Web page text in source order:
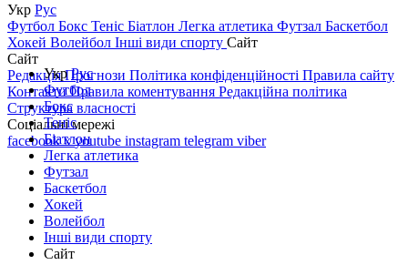
Укр Рус
Футбол Бокс Теніс Біатлон Легка атлетика Футзал Баскетбол
Хокей Волейбол Інші види спорту Сайт
Сайт
РедакціяПрогнози Політика конфіденційності Правила сайту
КонтактиПравила коментування Редакційна політика
Структура власності
Соціальні мережі
facebookxyoutube instagram telegram viber
УкрРус
Футбол
Бокс
Теніс
Біатлон
Легка атлетика
Футзал
Баскетбол
Хокей
Волейбол
Інші види спорту
Сайт